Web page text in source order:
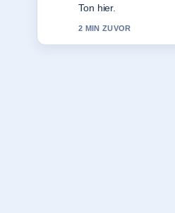
Liveticker aktuell.
4 MIN ZUVOR